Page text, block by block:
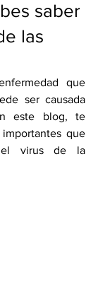
saber
las
que
ser causada
este blog, te
que
el virus de la